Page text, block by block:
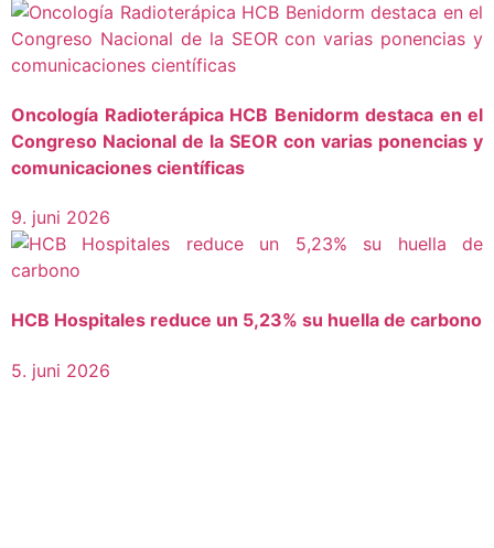
Oncología Radioterápica HCB Benidorm destaca en el
Congreso Nacional de la SEOR con varias ponencias y
comunicaciones científicas
9. juni 2026
HCB Hospitales reduce un 5,23% su huella de carbono
5. juni 2026